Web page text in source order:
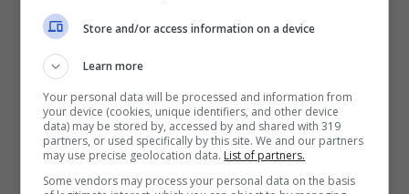
Tracklist (Audio CD–Vinile –Download
su iTunes)
Store and/or access information on a device
Learn more
Your personal data will be processed and information from
your device (cookies, unique identifiers, and other device
data) may be stored by, accessed by and shared with 319
partners, or used specifically by this site. We and our partners
may use precise geolocation data. List of partners.
Some vendors may process your personal data on the basis